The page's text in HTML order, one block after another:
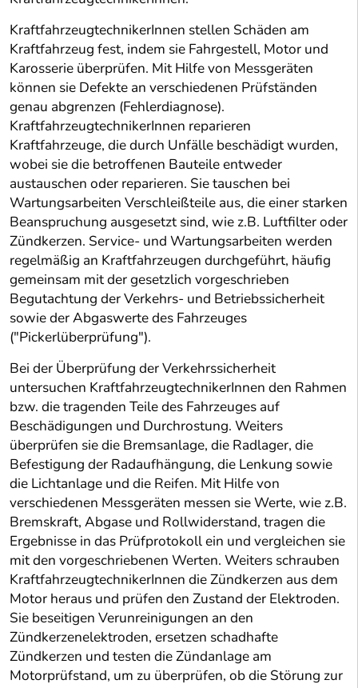
KraftfahrzeugtechnikerInnen stellen Schäden am
Kraftfahrzeug fest, indem sie Fahrgestell, Motor und
Karosserie überprüfen. Mit Hilfe von Messgeräten
können sie Defekte an verschiedenen Prüfständen
genau abgrenzen (Fehlerdiagnose).
KraftfahrzeugtechnikerInnen reparieren
Kraftfahrzeuge, die durch Unfälle beschädigt wurden,
wobei sie die betroffenen Bauteile entweder
austauschen oder reparieren. Sie tauschen bei
Wartungsarbeiten Verschleißteile aus, die einer starken
Beanspruchung ausgesetzt sind, wie z.B. Luftfilter oder
Zündkerzen. Service- und Wartungsarbeiten werden
regelmäßig an Kraftfahrzeugen durchgeführt, häufig
gemeinsam mit der gesetzlich vorgeschrieben
Begutachtung der Verkehrs- und Betriebssicherheit
sowie der Abgaswerte des Fahrzeuges
("Pickerlüberprüfung").
Bei der Überprüfung der Verkehrssicherheit
untersuchen KraftfahrzeugtechnikerInnen den Rahmen
bzw. die tragenden Teile des Fahrzeuges auf
Beschädigungen und Durchrostung. Weiters
überprüfen sie die Bremsanlage, die Radlager, die
Befestigung der Radaufhängung, die Lenkung sowie
die Lichtanlage und die Reifen. Mit Hilfe von
verschiedenen Messgeräten messen sie Werte, wie z.B.
Bremskraft, Abgase und Rollwiderstand, tragen die
Ergebnisse in das Prüfprotokoll ein und vergleichen sie
mit den vorgeschriebenen Werten. Weiters schrauben
KraftfahrzeugtechnikerInnen die Zündkerzen aus dem
Motor heraus und prüfen den Zustand der Elektroden.
Sie beseitigen Verunreinigungen an den
Zündkerzenelektroden, ersetzen schadhafte
Zündkerzen und testen die Zündanlage am
Motorprüfstand, um zu überprüfen, ob die Störung zur